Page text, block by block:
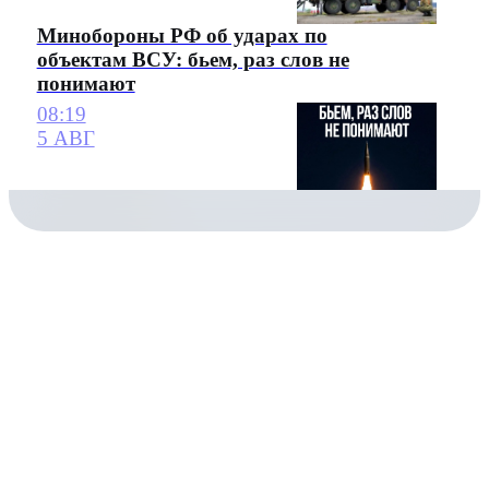
Минобороны РФ об ударах по
объектам ВСУ: бьем, раз слов не
понимают
08:19
5 АВГ